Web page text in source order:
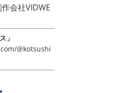
会社VIDWE
」
@kotsushi